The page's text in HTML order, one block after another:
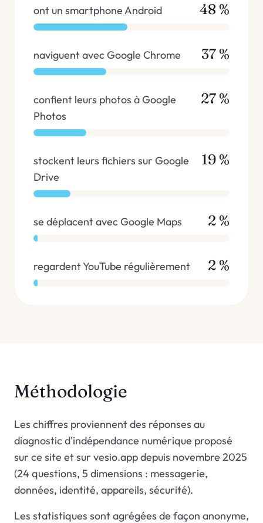
ont un smartphone Android 48 %
naviguent avec Google Chrome 37 %
confient leurs photos à Google
Photos
27 %
stockent leurs fichiers sur Google
Drive
19 %
se déplacent avec Google Maps 2 %
regardent YouTube régulièrement 2 %
Méthodologie
Les chiffres proviennent des réponses au
diagnostic d'indépendance numérique proposé
sur ce site et sur vesio.app depuis novembre 2025
(24 questions, 5 dimensions : messagerie,
données, identité, appareils, sécurité).
Les statistiques sont agrégées de façon anonyme,